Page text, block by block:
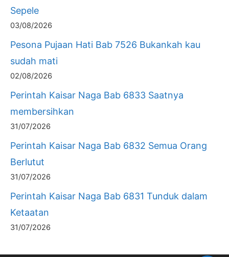
Sepele
03/08/2026
Pesona Pujaan Hati Bab 7526 Bukankah kau
sudah mati
02/08/2026
Perintah Kaisar Naga Bab 6833 Saatnya
membersihkan
31/07/2026
Perintah Kaisar Naga Bab 6832 Semua Orang
Berlutut
31/07/2026
Perintah Kaisar Naga Bab 6831 Tunduk dalam
Ketaatan
31/07/2026